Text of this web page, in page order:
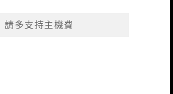
請多支持主機費